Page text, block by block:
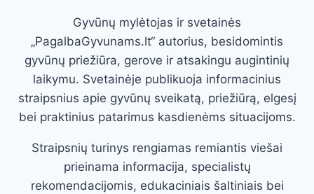
Gyvūnų mylėtojas ir svetainės
„PagalbaGyvunams.lt“ autorius, besidomintis
gyvūnų priežiūra, gerove ir atsakingu augintinių
laikymu. Svetainėje publikuoja informacinius
straipsnius apie gyvūnų sveikatą, priežiūrą, elgesį
bei praktinius patarimus kasdienėms situacijoms.
Straipsnių turinys rengiamas remiantis viešai
prieinama informacija, specialistų
rekomendacijomis, edukaciniais šaltiniais bei